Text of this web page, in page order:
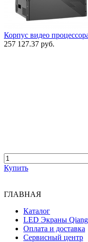
Корпус видео
257 127.37 руб.
Купить
ГЛАВНАЯ
Каталог
LED Экраны
Оплата и доставка
Сервисный центр